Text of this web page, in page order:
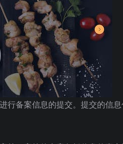
行备案信息的提交。提交的信